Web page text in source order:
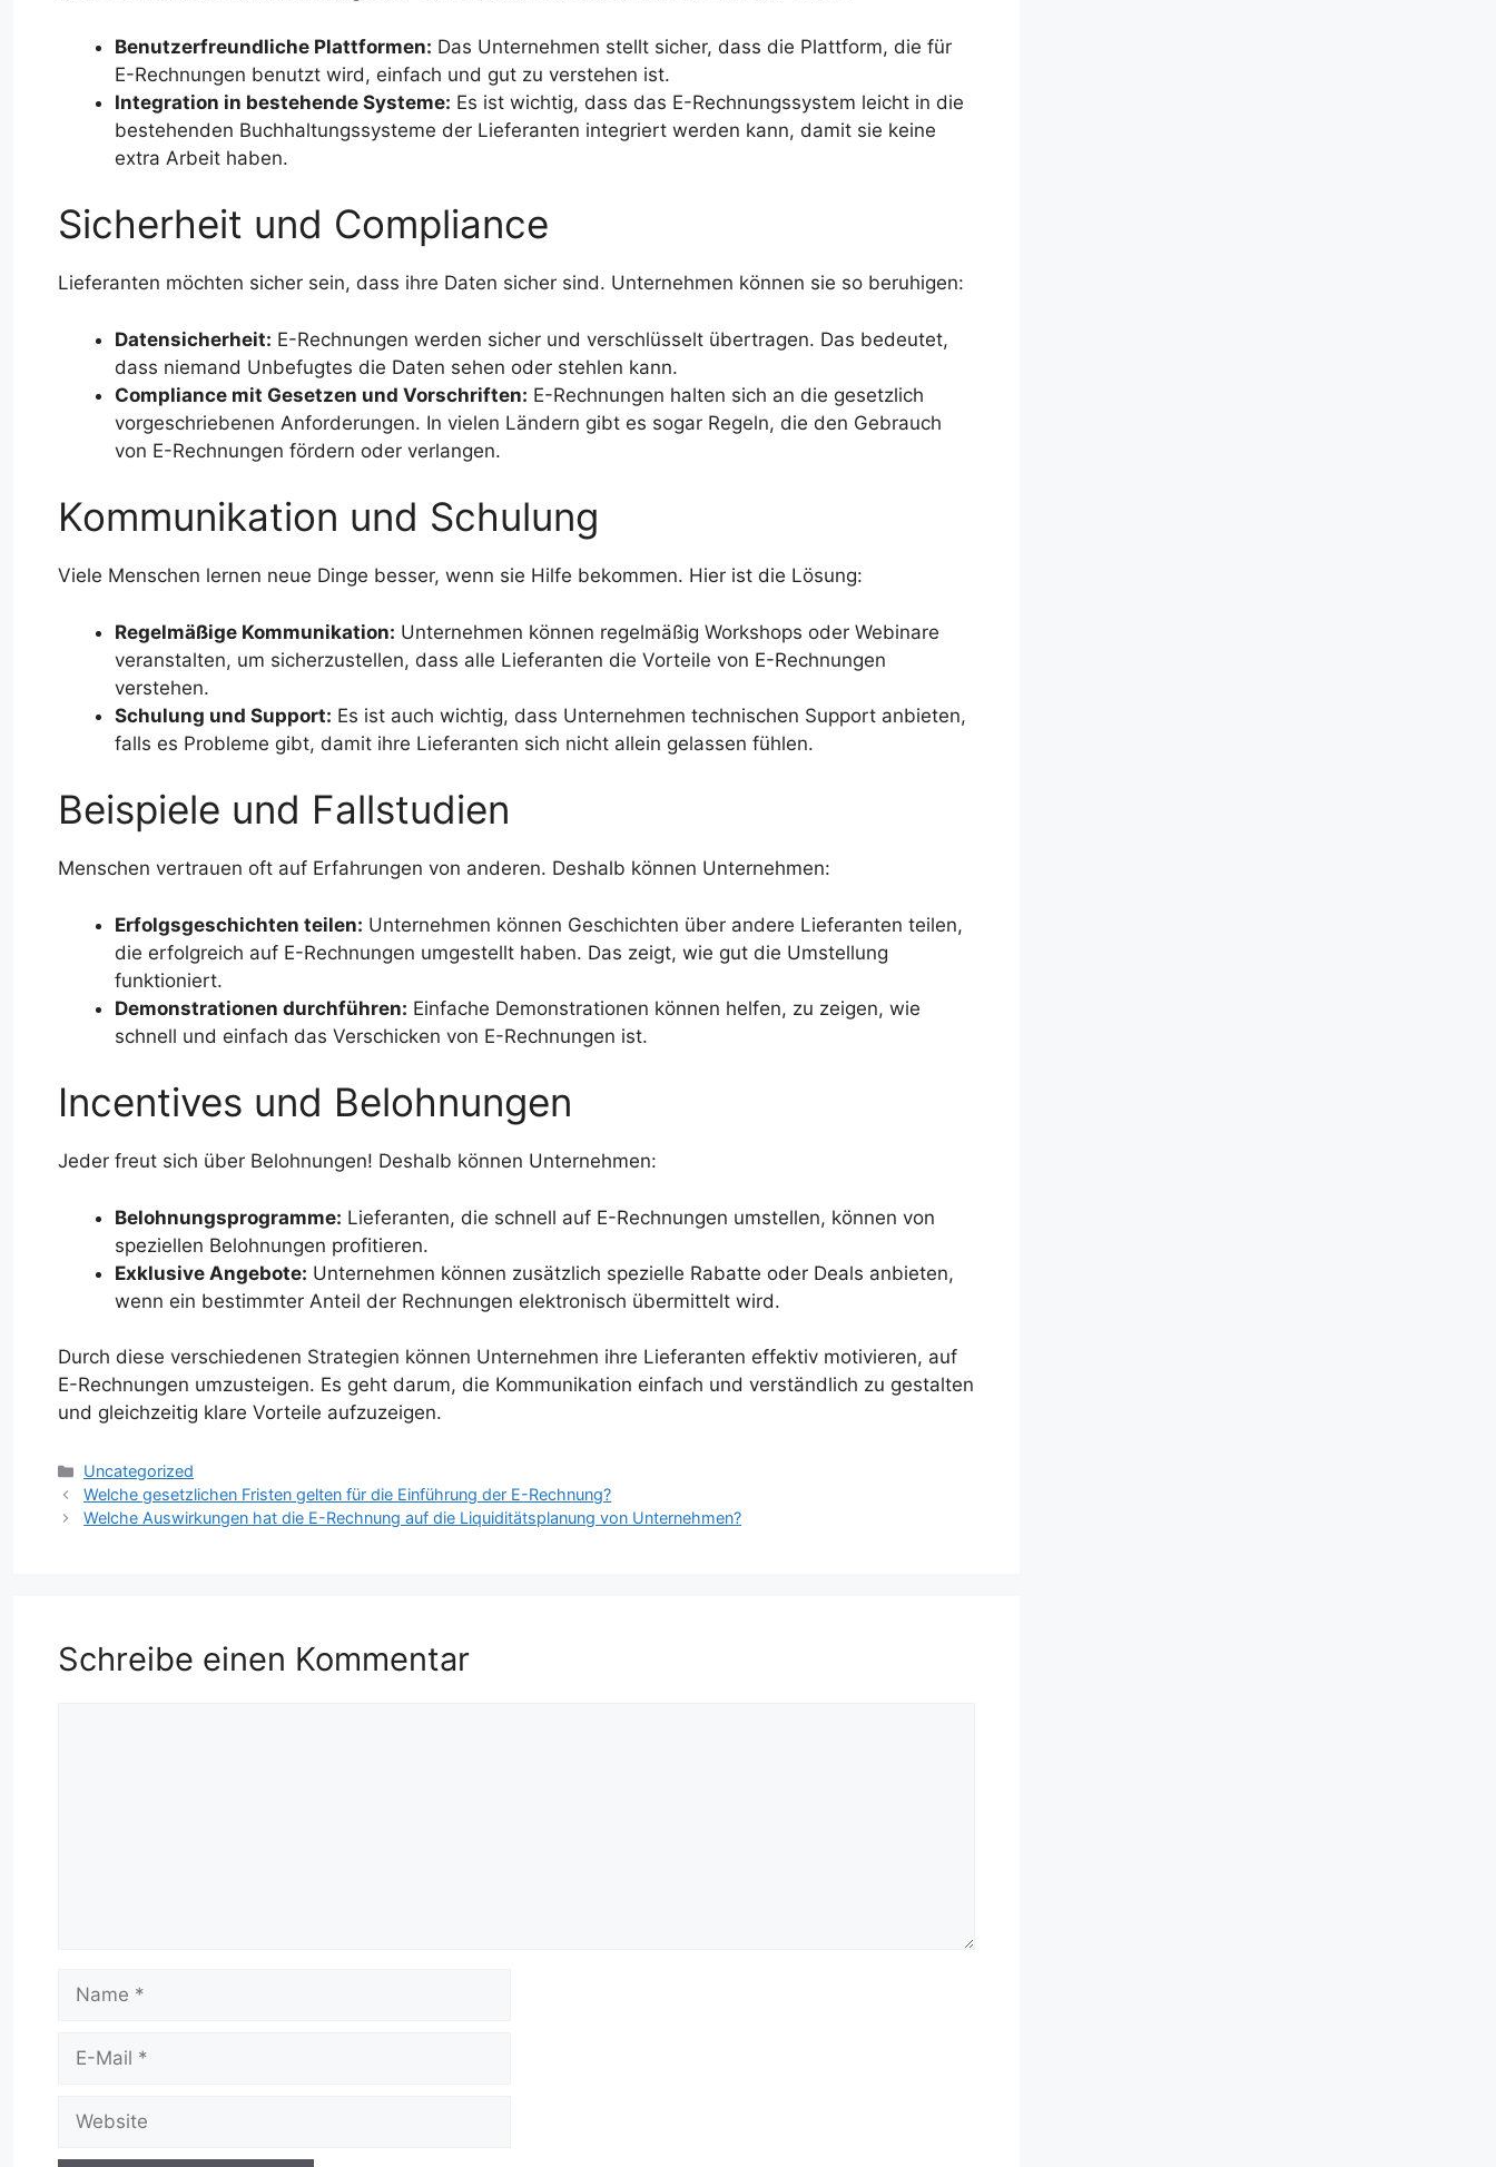
Benutzerfreundliche Plattformen: Das Unternehmen stellt sicher, dass die Plattform, die für
E-Rechnungen benutzt wird, einfach und gut zu verstehen ist.
Integration in bestehende Systeme: Es ist wichtig, dass das E-Rechnungssystem leicht in die
bestehenden Buchhaltungssysteme der Lieferanten integriert werden kann, damit sie keine
extra Arbeit haben.
Sicherheit und Compliance
Lieferanten möchten sicher sein, dass ihre Daten sicher sind. Unternehmen können sie so beruhigen:
Datensicherheit: E-Rechnungen werden sicher und verschlüsselt übertragen. Das bedeutet,
dass niemand Unbefugtes die Daten sehen oder stehlen kann.
Compliance mit Gesetzen und Vorschriften: E-Rechnungen halten sich an die gesetzlich
vorgeschriebenen Anforderungen. In vielen Ländern gibt es sogar Regeln, die den Gebrauch
von E-Rechnungen fördern oder verlangen.
Kommunikation und Schulung
Viele Menschen lernen neue Dinge besser, wenn sie Hilfe bekommen. Hier ist die Lösung:
Regelmäßige Kommunikation: Unternehmen können regelmäßig Workshops oder Webinare
veranstalten, um sicherzustellen, dass alle Lieferanten die Vorteile von E-Rechnungen
verstehen.
Schulung und Support: Es ist auch wichtig, dass Unternehmen technischen Support anbieten,
falls es Probleme gibt, damit ihre Lieferanten sich nicht allein gelassen fühlen.
Beispiele und Fallstudien
Menschen vertrauen oft auf Erfahrungen von anderen. Deshalb können Unternehmen:
Erfolgsgeschichten teilen: Unternehmen können Geschichten über andere Lieferanten teilen,
die erfolgreich auf E-Rechnungen umgestellt haben. Das zeigt, wie gut die Umstellung
funktioniert.
Demonstrationen durchführen: Einfache Demonstrationen können helfen, zu zeigen, wie
schnell und einfach das Verschicken von E-Rechnungen ist.
Incentives und Belohnungen
Jeder freut sich über Belohnungen! Deshalb können Unternehmen:
Belohnungsprogramme: Lieferanten, die schnell auf E-Rechnungen umstellen, können von
speziellen Belohnungen profitieren.
Exklusive Angebote: Unternehmen können zusätzlich spezielle Rabatte oder Deals anbieten,
wenn ein bestimmter Anteil der Rechnungen elektronisch übermittelt wird.
Durch diese verschiedenen Strategien können Unternehmen ihre Lieferanten effektiv motivieren, auf
E-Rechnungen umzusteigen. Es geht darum, die Kommunikation einfach und verständlich zu gestalten
und gleichzeitig klare Vorteile aufzuzeigen.
Kategorien
Uncategorized
Welche gesetzlichen Fristen gelten für die Einführung der E-Rechnung?
Welche Auswirkungen hat die E-Rechnung auf die Liquiditätsplanung von Unternehmen?
Schreibe einen Kommentar
Name
Website